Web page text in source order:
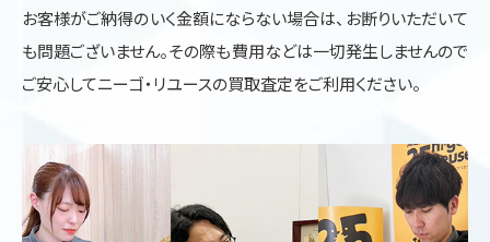
お客様がご納得のいく金額にならない場合は、お断りいただいて
も問題ございません。その際も費用などは一切発生しませんので
ご安心してニーゴ・リユースの買取査定をご利用ください。